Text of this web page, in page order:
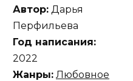
Автор: Дарья
Перфильева
Год написания:
2022
Жанры: Любовное